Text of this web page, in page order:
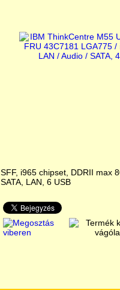
SFF, i965 chipset, DDRII max
SATA, LAN, 6 USB